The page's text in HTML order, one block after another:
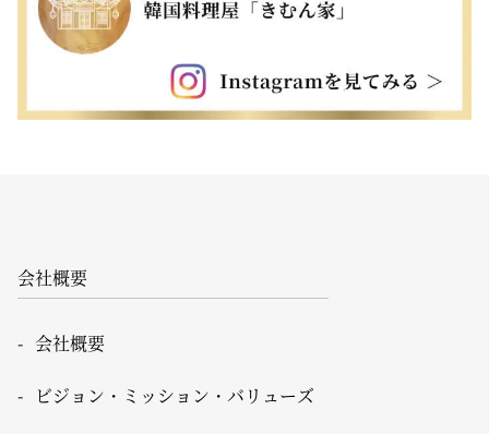
会社概要
会社概要
ビジョン・ミッション・バリューズ